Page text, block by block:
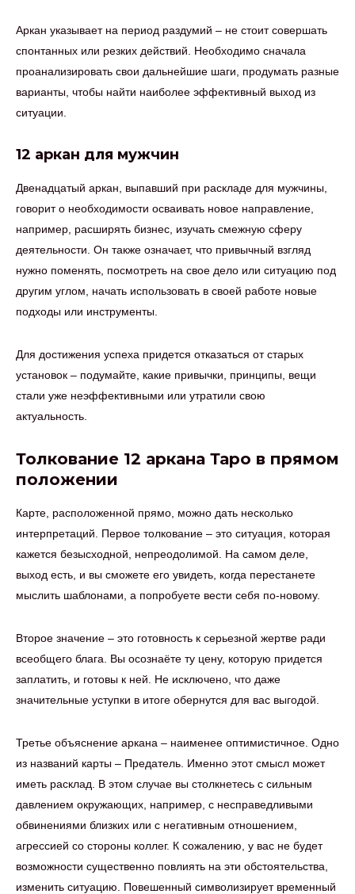
Аркан указывает на период раздумий – не стоит совершать
спонтанных или резких действий. Необходимо сначала
проанализировать свои дальнейшие шаги, продумать разные
варианты, чтобы найти наиболее эффективный выход из
ситуации.
12 аркан для мужчин
Двенадцатый аркан, выпавший при раскладе для мужчины,
говорит о необходимости осваивать новое направление,
например, расширять бизнес, изучать смежную сферу
деятельности. Он также означает, что привычный взгляд
нужно поменять, посмотреть на свое дело или ситуацию под
другим углом, начать использовать в своей работе новые
подходы или инструменты.
Для достижения успеха придется отказаться от старых
установок – подумайте, какие привычки, принципы, вещи
стали уже неэффективными или утратили свою
актуальность.
Толкование 12 аркана Таро в прямом
положении
Карте, расположенной прямо, можно дать несколько
интерпретаций. Первое толкование – это ситуация, которая
кажется безысходной, непреодолимой. На самом деле,
выход есть, и вы сможете его увидеть, когда перестанете
мыслить шаблонами, а попробуете вести себя по-новому.
Второе значение – это готовность к серьезной жертве ради
всеобщего блага. Вы осознаёте ту цену, которую придется
заплатить, и готовы к ней. Не исключено, что даже
значительные уступки в итоге обернутся для вас выгодой.
Третье объяснение аркана – наименее оптимистичное. Одно
из названий карты – Предатель. Именно этот смысл может
иметь расклад. В этом случае вы столкнетесь с сильным
давлением окружающих, например, с несправедливыми
обвинениями близких или с негативным отношением,
агрессией со стороны коллег. К сожалению, у вас не будет
возможности существенно повлиять на эти обстоятельства,
изменить ситуацию. Повешенный символизирует временный